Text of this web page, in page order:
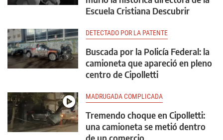
Escuela Cristiana Descubrir
DETECTADO POR LA PATENTE
Buscada por la Policía Federal: la
camioneta que apareció en pleno
centro de Cipolletti
MADRUGADA COMPLICADA
Tremendo choque en Cipolletti:
una camioneta se metió dentro